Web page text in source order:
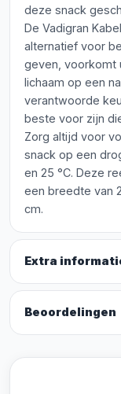
deze snack
De Vadigran
alternatief voor
geven, voorkomt
lichaam op een
verantwoorde
beste voor zijn
Zorg altijd voor
snack op een
en 25 °C. Deze
een breedte van
cm.
Extra
Beoordelingen